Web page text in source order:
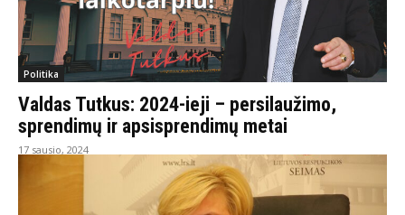
Politika
Valdas Tutkus: 2024-ieji – persilaužimo,
sprendimų ir apsisprendimų metai
17 sausio, 2024